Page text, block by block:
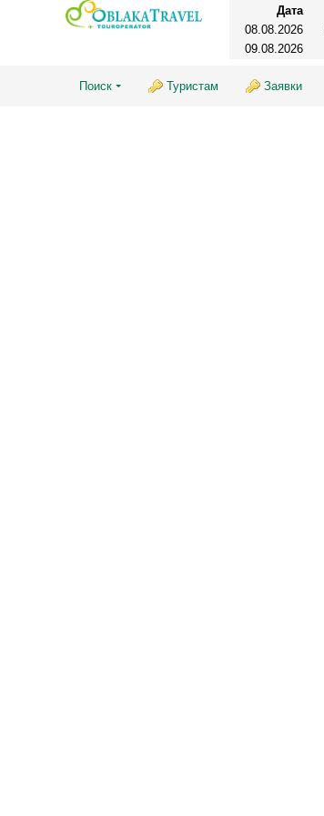
Дата
08.08.2026
09.08.2026
Поиск Туристам Заявки